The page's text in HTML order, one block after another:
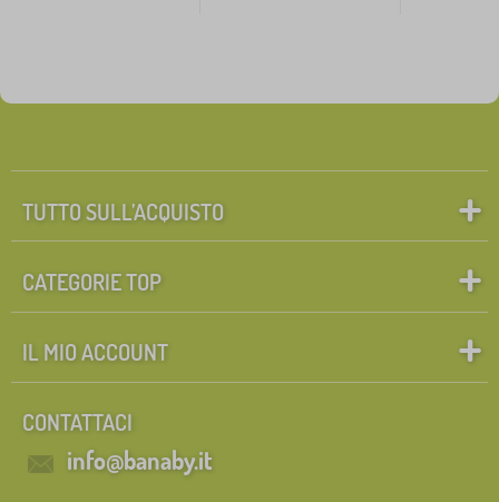
TUTTO SULL’ACQUISTO
CATEGORIE TOP
IL MIO ACCOUNT
CONTATTACI
info@banaby.it